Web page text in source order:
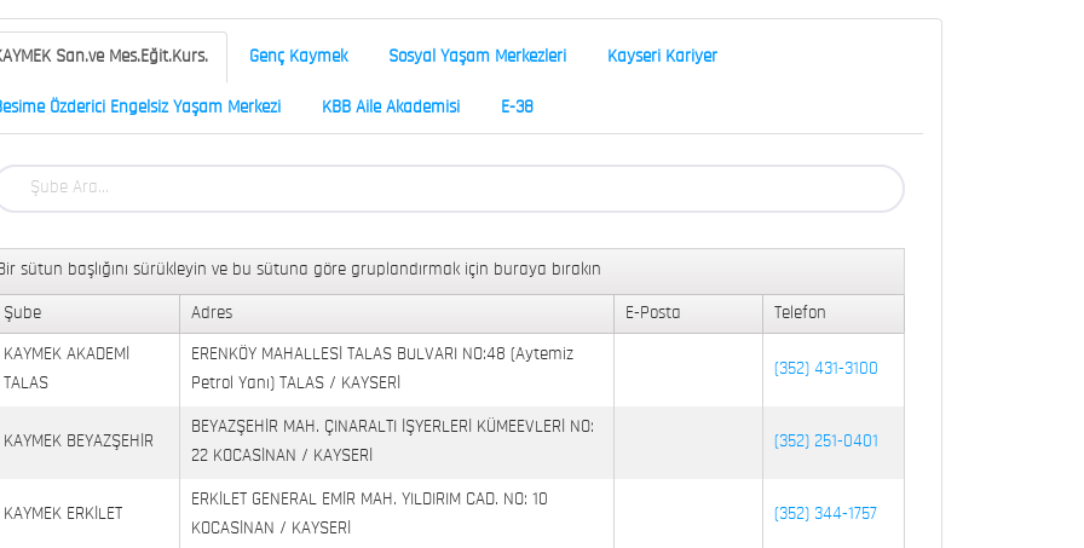
San.ve Mes.Eğit.Kurs. Genç Kaymek Sosyal Yaşam Merkezleri Kayseri Kariyer
Özderici Engelsiz Yaşam Merkezi KBB Aile Akademisi E-38
sütun başlığını sürükleyin ve bu sütuna göre gruplandırmak için buraya bırakın
Şube Adres E-Posta Telefon
KAYMEK AKADEMİ
TALAS
ERENKÖY MAHALLESİ TALAS BULVARI NO:48 (Aytemiz
Petrol Yanı) TALAS / KAYSERİ
(352) 431-3100
KAYMEK BEYAZŞEHİR
BEYAZŞEHİR MAH. ÇINARALTI İŞYERLERİ KÜMEEVLERİ NO:
22 KOCASİNAN / KAYSERİ
(352) 251-0401
KAYMEK ERKİLET
ERKİLET GENERAL EMİR MAH. YILDIRIM CAD. NO: 10
KOCASİNAN / KAYSERİ
(352) 344-1757